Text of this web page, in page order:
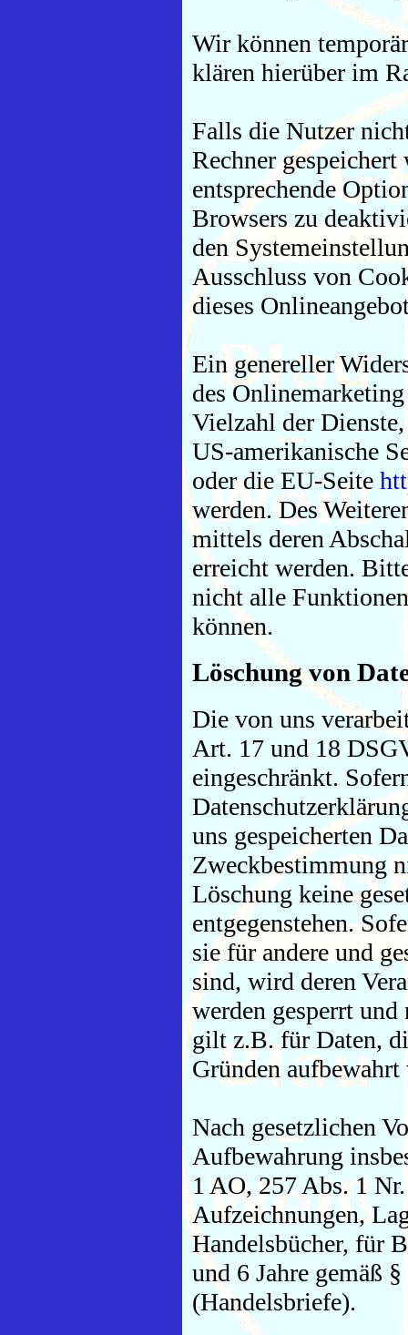
Wir können
klären hierüber im
Falls die Nutzer
Rechner gespeichert
entsprechende
Browsers zu
den
Ausschluss von
dieses
Ein genereller
des
Vielzahl der
US-amerikanische
oder die EU-Seite
werden. Des
mittels deren
erreicht werden.
nicht alle
können.
Löschung von
Die von uns
Art. 17 und 18
eingeschränkt.
uns gespeicherten
Zweckbestimmung
Löschung keine
entgegenstehen.
sie für andere und
sind, wird deren
werden gesperrt
gilt z.B. für Daten,
Gründen aufbewahrt
Nach gesetzlichen
Aufbewahrung
1 AO, 257 Abs. 1
Aufzeichnungen,
Handelsbücher, für
und 6 Jahre gemäß
(Handelsbriefe).